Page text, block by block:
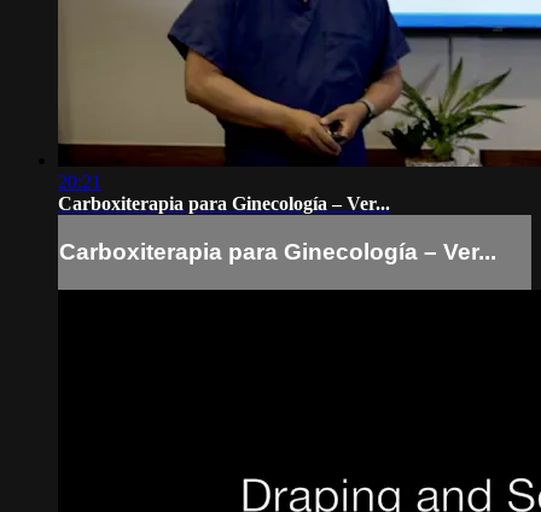
20:21
Carboxiterapia para Ginecología – Ver...
Carboxiterapia para Ginecología – Ver...